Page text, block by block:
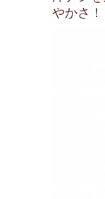
やかさ！